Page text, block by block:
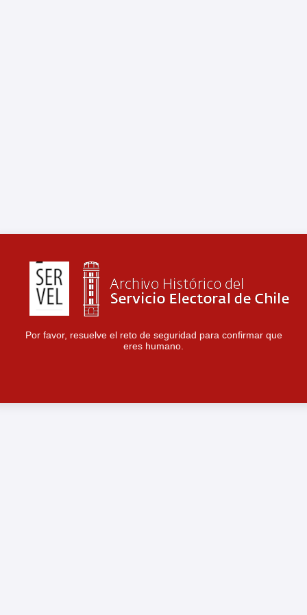
Por favor, resuelve el reto de seguridad para confirmar que
eres humano.